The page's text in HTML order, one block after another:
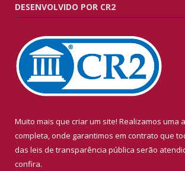
DESENVOLVIDO POR CR2
Muito mais que criar um site! Realizamos uma
completa, onde garantimos em contrato que
das leis de transparência pública serão
confira.